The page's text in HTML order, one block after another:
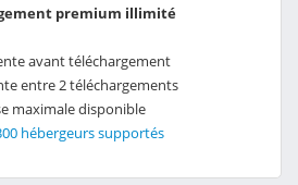
premium illimité
avant téléchargement
entre 2 téléchargements
maximale disponible
hébergeurs supportés